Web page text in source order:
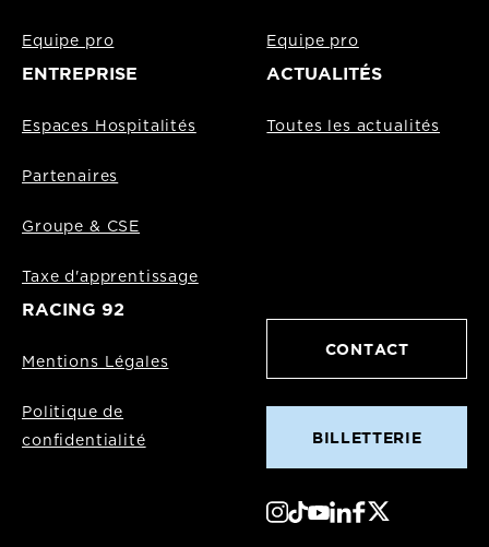
Equipe pro Equipe pro
ENTREPRISE
Espaces Hospitalités
Partenaires
Groupe & CSE
Taxe d'apprentissage
ACTUALITÉS
Toutes les actualités
RACING 92
Mentions Légales
Politique de
confidentialité
CONTACT
BILLETTERIE